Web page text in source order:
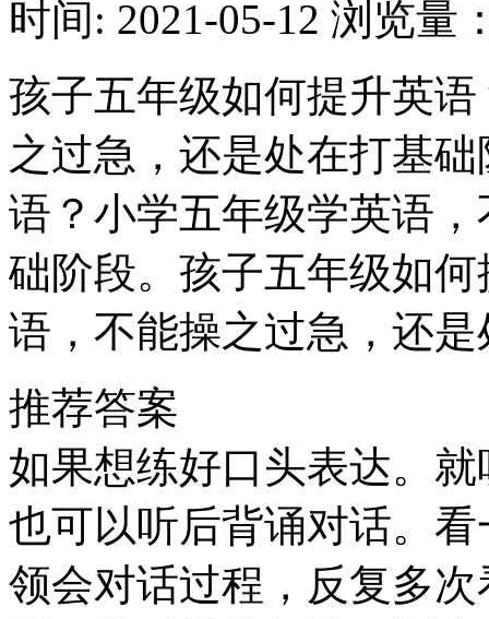
时间: 2021-05-12 浏览量
孩子五年级如何提升英
之过急，还是处在打基
语？小学五年级学英语
础阶段。孩子五年级如
语，不能操之过急，还
推荐答案
如果想练好口头表达。
也可以听后背诵对话。
领会对话过程，反复多